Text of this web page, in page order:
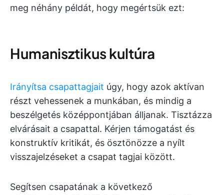
meg néhány példát, hogy megértsük ezt:
Humanisztikus kultúra
Irányítsa csapattagjait úgy, hogy azok aktívan
részt vehessenek a munkában, és mindig a
beszélgetés középpontjában álljanak. Tisztázza
elvárásait a csapattal. Kérjen támogatást és
konstruktív kritikát, és ösztönözze a nyílt
visszajelzéseket a csapat tagjai között.
Segítsen csapatának a következő